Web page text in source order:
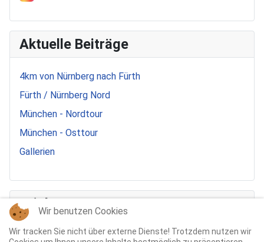
Aktuelle Beiträge
4km von Nürnberg nach Fürth
Fürth / Nürnberg Nord
München - Nordtour
München - Osttour
Gallerien
Stichworte
Orchidee Dornburger Schloesser Sanddüne
Wir benutzen Cookies
Wir tracken Sie nicht über externe Dienste! Trotzdem nutzen wir